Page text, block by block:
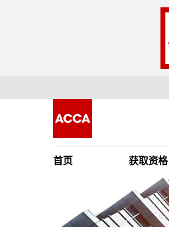
首页 获取资格